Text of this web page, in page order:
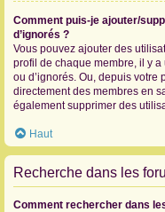
Comment puis-je ajouter/
d’ignorés ?
Vous pouvez ajouter des
profil de chaque membre, il y a
ou d’ignorés. Ou, depuis votre
directement des membres en
également supprimer des
Haut
Recherche dans les
Comment rechercher dans